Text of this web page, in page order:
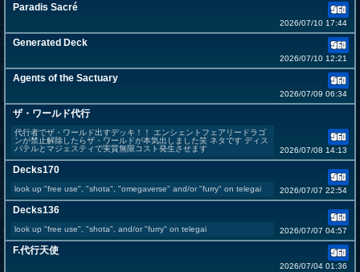
Paradis Sacré
2026/07/10 17:44
Generated Deck
2026/07/10 12:21
Agents of the Sactuary
2026/07/09 06:34
ザ・ワールド代行
代行者でザ・ワールド出すデッキ！！ エンシェントフェアリードラゴ
ンが禁止解除したらザ・ワールドが本気出しました笑 ネタです ディス
パテルとマジェスティで実質無限コスト発生させます
2026/07/08 14:13
Decks170
look up "free use", "shota", "omegaverse" and/or "furry" on telegai 2026/07/07 22:54
Decks136
look up "free use", "shota", and/or "furry" on telegai 2026/07/07 04:57
F.代行天使
2026/07/04 01:36